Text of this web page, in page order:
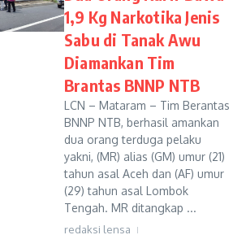
1,9 Kg Narkotika Jenis
Sabu di Tanak Awu
Diamankan Tim
Brantas BNNP NTB
LCN – Mataram – Tim Berantas
BNNP NTB, berhasil amankan
dua orang terduga pelaku
yakni, (MR) alias (GM) umur (21)
tahun asal Aceh dan (AF) umur
(29) tahun asal Lombok
Tengah. MR ditangkap ...
redaksi lensa